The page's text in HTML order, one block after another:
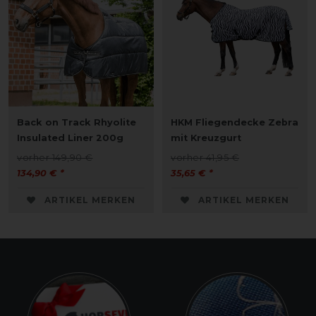
Back on Track Rhyolite
Insulated Liner 200g
vorher 149,90 €
134,90 € *
ARTIKEL MERKEN
HKM Fliegendecke Zebra
mit Kreuzgurt
vorher 41,95 €
35,65 € *
ARTIKEL MERKEN